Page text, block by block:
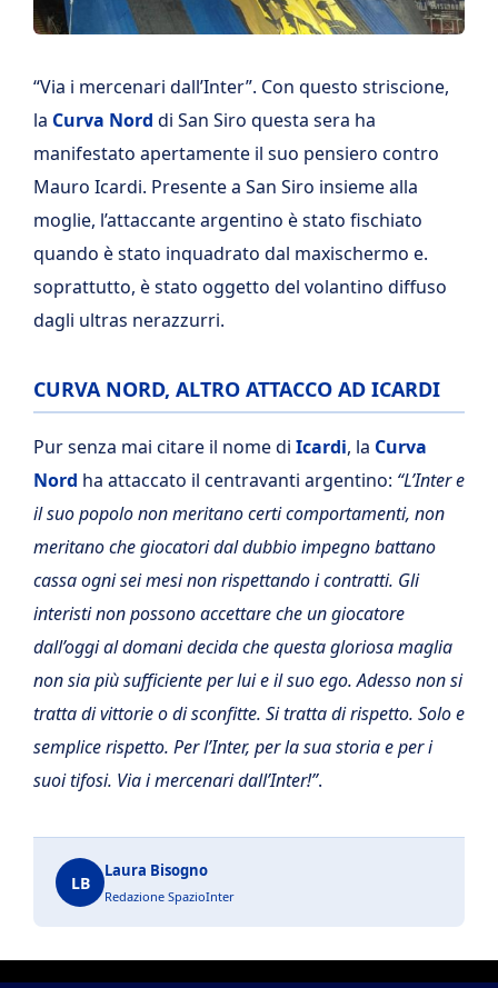
“Via i mercenari dall’Inter”. Con questo striscione,
la Curva Nord di San Siro questa sera ha
manifestato apertamente il suo pensiero contro
Mauro Icardi. Presente a San Siro insieme alla
moglie, l’attaccante argentino è stato fischiato
quando è stato inquadrato dal maxischermo e.
soprattutto, è stato oggetto del volantino diffuso
dagli ultras nerazzurri.
CURVA NORD, ALTRO ATTACCO AD ICARDI
Pur senza mai citare il nome di Icardi, la Curva
Nord ha attaccato il centravanti argentino: “L’Inter e
il suo popolo non meritano certi comportamenti, non
meritano che giocatori dal dubbio impegno battano
cassa ogni sei mesi non rispettando i contratti. Gli
interisti non possono accettare che un giocatore
dall’oggi al domani decida che questa gloriosa maglia
non sia più sufficiente per lui e il suo ego. Adesso non si
tratta di vittorie o di sconfitte. Si tratta di rispetto. Solo e
semplice rispetto. Per l’Inter, per la sua storia e per i
suoi tifosi. Via i mercenari dall’Inter!”.
LB
Laura Bisogno
Redazione SpazioInter